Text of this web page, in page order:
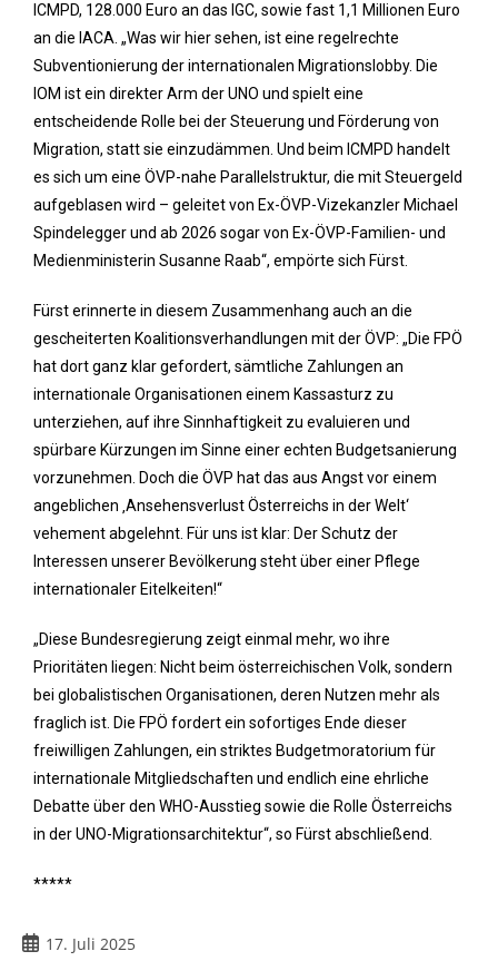
ICMPD, 128.000 Euro an das IGC, sowie fast 1,1 Millionen Euro
an die IACA. „Was wir hier sehen, ist eine regelrechte
Subventionierung der internationalen Migrationslobby. Die
IOM ist ein direkter Arm der UNO und spielt eine
entscheidende Rolle bei der Steuerung und Förderung von
Migration, statt sie einzudämmen. Und beim ICMPD handelt
es sich um eine ÖVP-nahe Parallelstruktur, die mit Steuergeld
aufgeblasen wird – geleitet von Ex-ÖVP-Vizekanzler Michael
Spindelegger und ab 2026 sogar von Ex-ÖVP-Familien- und
Medienministerin Susanne Raab“, empörte sich Fürst.
Fürst erinnerte in diesem Zusammenhang auch an die
gescheiterten Koalitionsverhandlungen mit der ÖVP: „Die FPÖ
hat dort ganz klar gefordert, sämtliche Zahlungen an
internationale Organisationen einem Kassasturz zu
unterziehen, auf ihre Sinnhaftigkeit zu evaluieren und
spürbare Kürzungen im Sinne einer echten Budgetsanierung
vorzunehmen. Doch die ÖVP hat das aus Angst vor einem
angeblichen ‚Ansehensverlust Österreichs in der Welt‘
vehement abgelehnt. Für uns ist klar: Der Schutz der
Interessen unserer Bevölkerung steht über einer Pflege
internationaler Eitelkeiten!“
„Diese Bundesregierung zeigt einmal mehr, wo ihre
Prioritäten liegen: Nicht beim österreichischen Volk, sondern
bei globalistischen Organisationen, deren Nutzen mehr als
fraglich ist. Die FPÖ fordert ein sofortiges Ende dieser
freiwilligen Zahlungen, ein striktes Budgetmoratorium für
internationale Mitgliedschaften und endlich eine ehrliche
Debatte über den WHO-Ausstieg sowie die Rolle Österreichs
in der UNO-Migrationsarchitektur“, so Fürst abschließend.
*****
17. Juli 2025